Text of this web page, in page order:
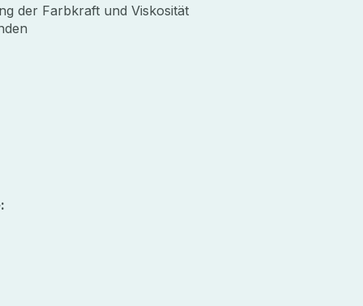
der Farbkraft und Viskosität